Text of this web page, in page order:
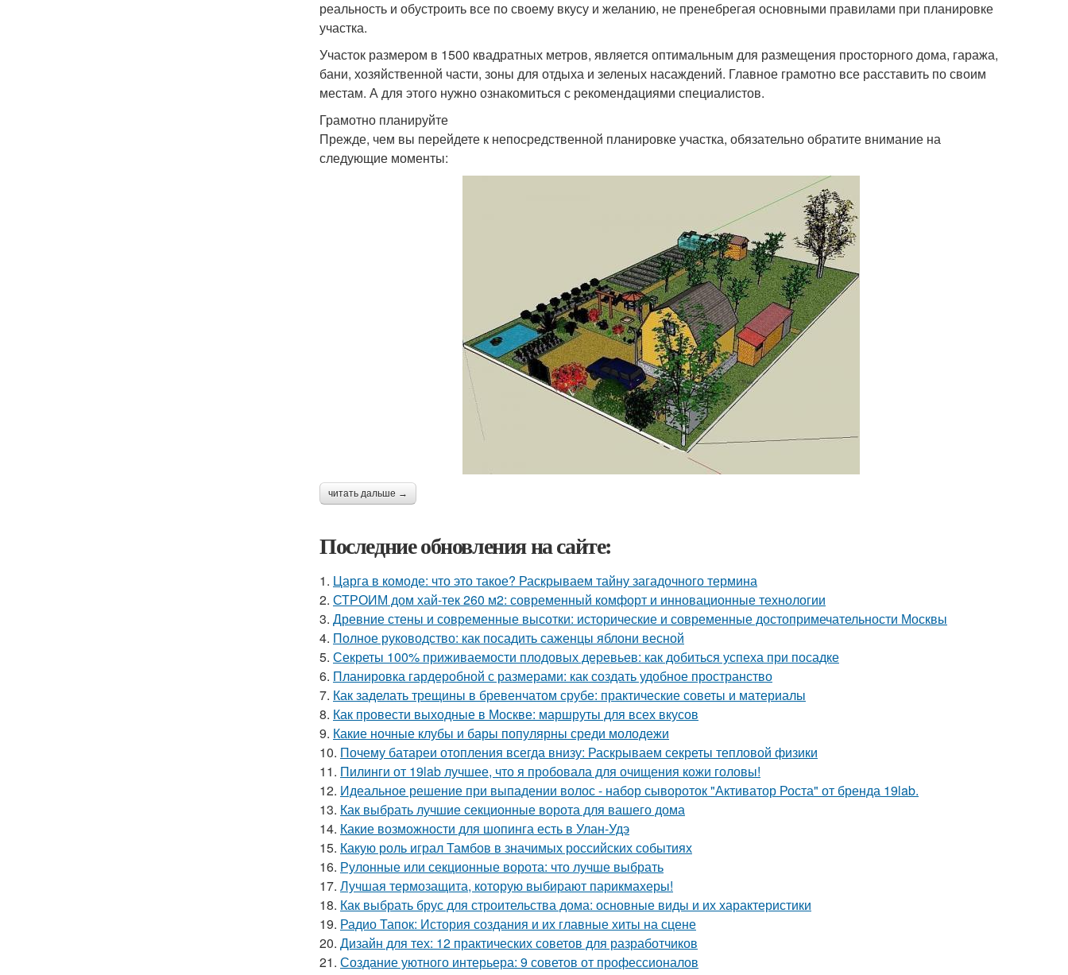
реальность и обустроить все по своему вкусу и желанию, не пренебрегая основными правилами при планировке
участка.
Участок размером в 1500 квадратных метров, является оптимальным для размещения просторного дома, гаража,
бани, хозяйственной части, зоны для отдыха и зеленых насаждений. Главное грамотно все расставить по своим
местам. А для этого нужно ознакомиться с рекомендациями специалистов.
Грамотно планируйте
Прежде, чем вы перейдете к непосредственной планировке участка, обязательно обратите внимание на
следующие моменты:
читать дальше →
Последние обновления на сайте:
1. Царга в комоде: что это такое? Раскрываем тайну загадочного термина
2. СТРОИМ дом хай-тек 260 м2: современный комфорт и инновационные технологии
3. Древние стены и современные высотки: исторические и современные достопримечательности Москвы
4. Полное руководство: как посадить саженцы яблони весной
5. Секреты 100% приживаемости плодовых деревьев: как добиться успеха при посадке
6. Планировка гардеробной с размерами: как создать удобное пространство
7. Как заделать трещины в бревенчатом срубе: практические советы и материалы
8. Как провести выходные в Москве: маршруты для всех вкусов
9. Какие ночные клубы и бары популярны среди молодежи
10. Почему батареи отопления всегда внизу: Раскрываем секреты тепловой физики
11. Пилинги от 19lab лучшее, что я пробовала для очищения кожи головы!
12. Идеальное решение при выпадении волос - набор сывороток "Активатор Роста" от бренда 19lab.
13. Как выбрать лучшие секционные ворота для вашего дома
14. Какие возможности для шопинга есть в Улан-Удэ
15. Какую роль играл Тамбов в значимых российских событиях
16. Рулонные или секционные ворота: что лучше выбрать
17. Лучшая термозащита, которую выбирают парикмахеры!
18. Как выбрать брус для строительства дома: основные виды и их характеристики
19. Радио Тапок: История создания и их главные хиты на сцене
20. Дизайн для тех: 12 практических советов для разработчиков
21. Создание уютного интерьера: 9 советов от профессионалов